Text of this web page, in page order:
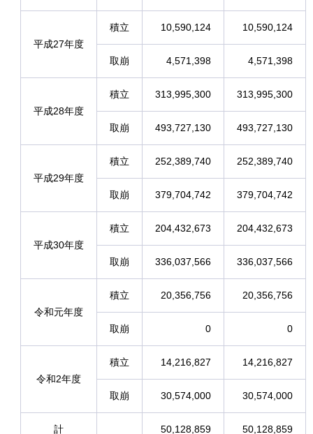
平成27年度
積立 10,590,124 10,590,124
取崩 4,571,398 4,571,398
平成28年度
積立 313,995,300 313,995,300
取崩 493,727,130 493,727,130
平成29年度
積立 252,389,740 252,389,740
取崩 379,704,742 379,704,742
平成30年度
積立 204,432,673 204,432,673
取崩 336,037,566 336,037,566
令和元年度
積立 20,356,756 20,356,756
取崩 0 0
令和2年度
積立 14,216,827 14,216,827
取崩 30,574,000 30,574,000
計 50,128,859 50,128,859